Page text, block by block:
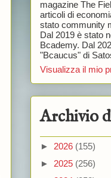
magazine The
articoli di
stato community
Dal 2019 è stato
Bcademy. Dal
"Bcaucus" di
Visualizza il mio
Archivio
► 2026 (155)
► 2025 (256)